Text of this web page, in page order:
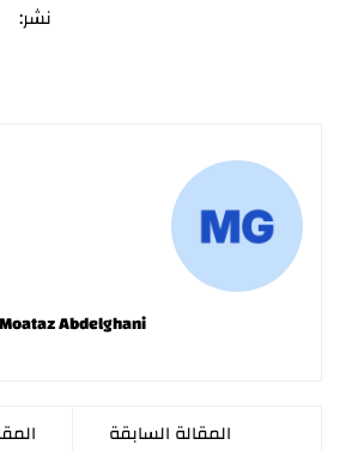
نشر:
Moataz Abdelghani
المقالة السابقة